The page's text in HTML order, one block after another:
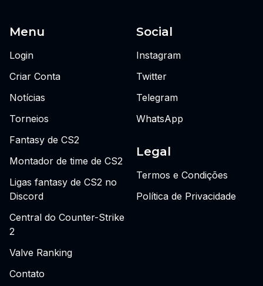
Menu
Login
Criar Conta
Notícias
Torneios
Fantasy de CS2
Montador de time de CS2
Ligas fantasy de CS2 no
Discord
Central do Counter-Strike
2
Valve Ranking
Contato
Social
Instagram
Twitter
Telegram
WhatsApp
Legal
Termos e Condições
Política de Privacidade